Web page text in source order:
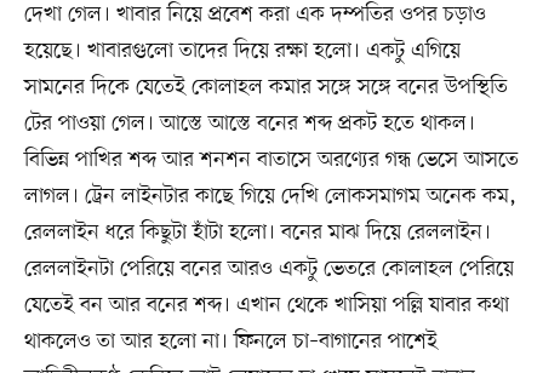
দেখা গেল। খাবার নিয়ে প্রবেশ করা এক দম্পতির ওপর চড়াও
হয়েছে। খাবারগুলো তাদের দিয়ে রক্ষা হলো। একটু এগিয়ে
সামনের দিকে যেতেই কোলাহল কমার সঙ্গে সঙ্গে বনের উপস্থিতি
টের পাওয়া গেল। আস্তে আস্তে বনের শব্দ প্রকট হতে থাকল।
বিভিন্ন পাখির শব্দ আর শনশন বাতাসে অরণ্যের গন্ধ ভেসে আসতে
লাগল। ট্রেন লাইনটার কাছে গিয়ে দেখি লোকসমাগম অনেক কম,
রেললাইন ধরে কিছুটা হাঁটা হলো। বনের মাঝ দিয়ে রেললাইন।
রেললাইনটা পেরিয়ে বনের আরও একটু ভেতরে কোলাহল পেরিয়ে
যেতেই বন আর বনের শব্দ। এখান থেকে খাসিয়া পল্লি যাবার কথা
থাকলেও তা আর হলো না। ফিনলে চা–বাগানের পাশেই